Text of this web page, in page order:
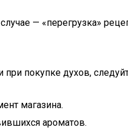
— «перегрузка»
покупке духов,
магазина.
ароматов.